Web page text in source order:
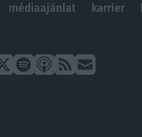
médiaajánlat karrier